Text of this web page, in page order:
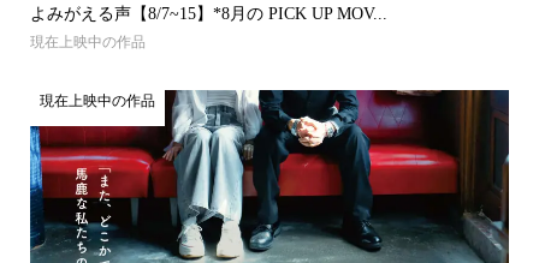
よみがえる声【8/7~15】*8月の PICK UP MOV...
現在上映中の作品
現在上映中の作品